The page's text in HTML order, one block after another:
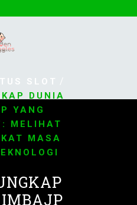
SLOT /
DUNIA
YANG
MELIHAT
MASA